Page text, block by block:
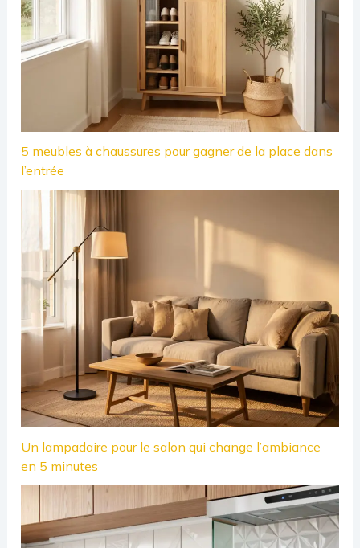
5 meubles à chaussures pour gagner de la place dans
l’entrée
Un lampadaire pour le salon qui change l’ambiance
en 5 minutes